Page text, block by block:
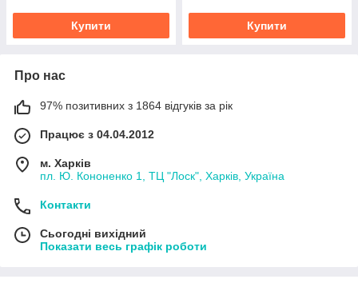
Купити Купити
Про нас
97% позитивних з 1864 відгуків за рік
Працює з 04.04.2012
м. Харків
пл. Ю. Кононенко 1, ТЦ "Лоск", Харків, Україна
Контакти
Сьогодні вихідний
Показати весь графік роботи